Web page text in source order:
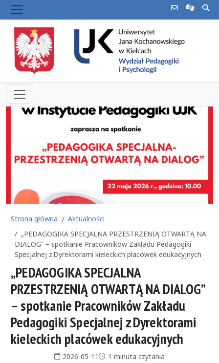
Strona główna
Aktualności
„PEDAGOGIKA SPECJALNA PRZESTRZENIĄ OTWARTĄ NA
DIALOG” – spotkanie Pracowników Zakładu Pedagogiki
Specjalnej z Dyrektorami kieleckich placówek edukacyjnych
„PEDAGOGIKA SPECJALNA
PRZESTRZENIĄ OTWARTĄ NA DIALOG”
– spotkanie Pracowników Zakładu
Pedagogiki Specjalnej z Dyrektorami
kieleckich placówek edukacyjnych
Data publikacji:
2026-05-11Czas czytania:
1 minuta czytania